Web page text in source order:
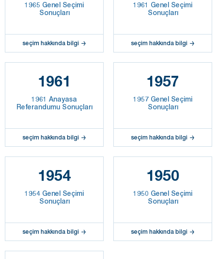
1965 Genel Seçimi
Sonuçları
seçim hakkında bilgi
1961 Genel Seçimi
Sonuçları
seçim hakkında bilgi
1961
1961 Anayasa
Referandumu Sonuçları
seçim hakkında bilgi
1957
1957 Genel Seçimi
Sonuçları
seçim hakkında bilgi
1954
1954 Genel Seçimi
Sonuçları
seçim hakkında bilgi
1950
1950 Genel Seçimi
Sonuçları
seçim hakkında bilgi